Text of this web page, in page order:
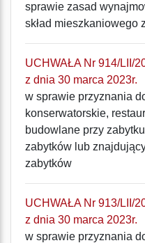
sprawie zasad
skład mieszkaniowego
UCHWAŁA Nr 914/LII/
z dnia 30 marca 2023r.
w sprawie przyznania
konserwatorskie,
budowlane przy
zabytków lub
zabytków
UCHWAŁA Nr 913/LII/
z dnia 30 marca 2023r.
w sprawie przyznania